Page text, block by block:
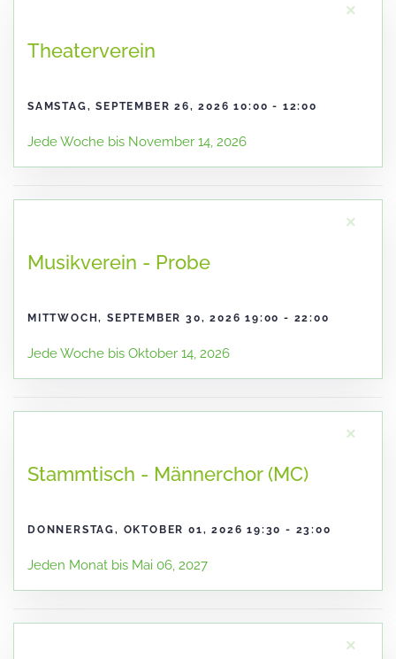
×
Theaterverein
SAMSTAG, SEPTEMBER 26, 2026 10:00 - 12:00
Jede Woche bis November 14, 2026
×
Musikverein - Probe
MITTWOCH, SEPTEMBER 30, 2026 19:00 - 22:00
Jede Woche bis Oktober 14, 2026
×
Stammtisch - Männerchor (MC)
DONNERSTAG, OKTOBER 01, 2026 19:30 - 23:00
Jeden Monat bis Mai 06, 2027
×